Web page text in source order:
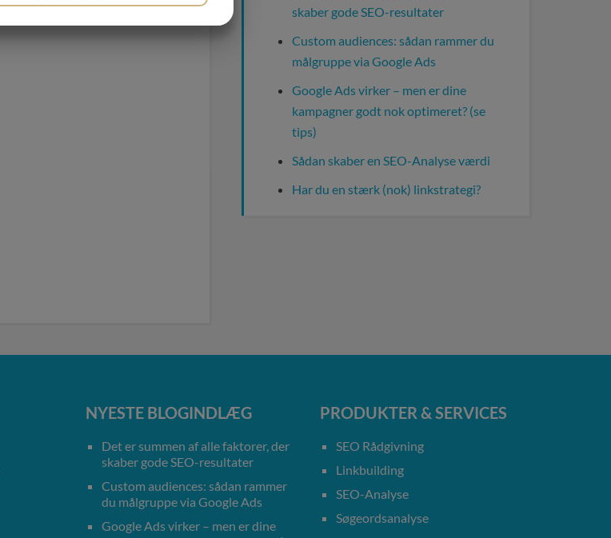
skaber gode SEO-resultater
Custom audiences: sådan rammer du
målgruppe via Google Ads
Google Ads virker – men er dine
kampagner godt nok optimeret? (se
tips)
Sådan skaber en SEO-Analyse værdi
Har du en stærk (nok) linkstrategi?
NYESTE BLOGINDLÆG
Det er summen af alle faktorer, der
skaber gode SEO-resultater
Custom audiences: sådan rammer
du målgruppe via Google Ads
Google Ads virker – men er dine
PRODUKTER & SERVICES
SEO Rådgivning
Linkbuilding
SEO-Analyse
Søgeordsanalyse